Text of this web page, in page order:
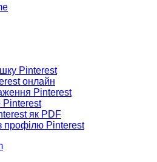
Pinterest
онлайн
Pinterest
Pinterest
як PDF
профілю Pinterest